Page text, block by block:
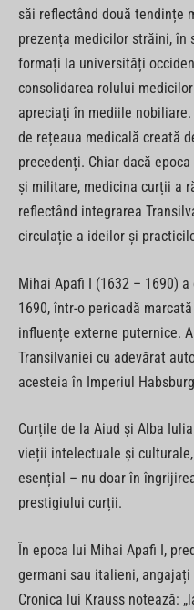
săi reflectând două tendințe
prezența medicilor străini, în
formați la universități
consolidarea rolului
apreciați în mediile nobiliare.
de rețeaua medicală creată
precedenți. Chiar dacă
și militare, medicina curții a
reflectând integrarea
circulație a ideilor și
Mihai Apafi I (1632 – 1690)
1690, într-o perioadă
influențe externe puternice.
Transilvaniei cu adevărat
acesteia în Imperiul
Curțile de la Aiud și Alba
vieții intelectuale și
esențial – nu doar în
prestigiului curții.
În epoca lui Mihai Apafi I,
germani sau italieni,
Cronica lui Krauss notează: